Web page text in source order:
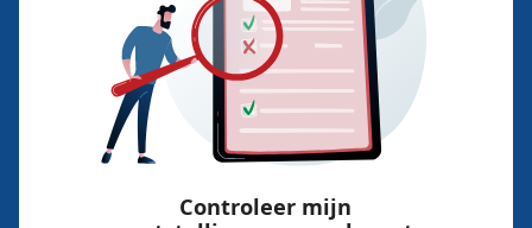
Controleer mijn